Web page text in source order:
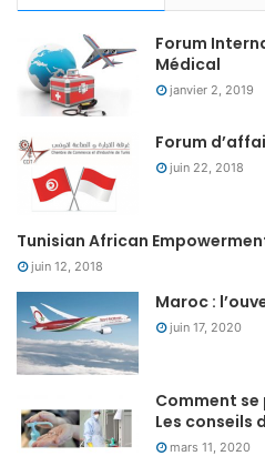
Forum
Médical
janvier 2, 2019
Forum
juin 22, 2018
Tunisian African
juin 12, 2018
Maroc :
juin 17, 2020
Comment se
Les conseils
mars 11, 2020